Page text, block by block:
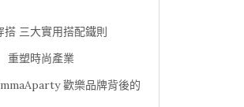
搭 三大實用搭配鐵則
塑時尚產業
歡樂品牌背後的